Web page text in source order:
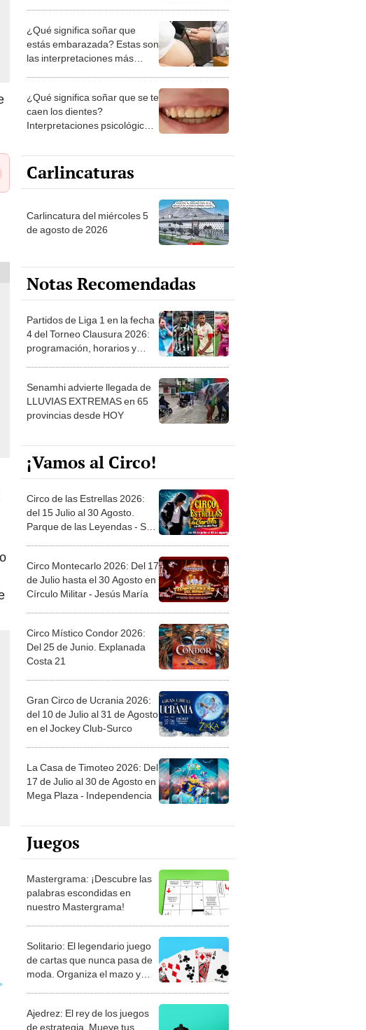
¿Qué significa soñar que
estás embarazada? Estas son
las interpretaciones más
comunes
¿Qué significa soñar que se te
caen los dientes?
Interpretaciones psicológicas
y posibles explicaciones
Carlincaturas
de agosto de 2026
Notas Recomendadas
Partidos de Liga 1 en la fecha
4 del Torneo Clausura 2026:
programación, horarios y
dónde ver
Senamhi advierte llegada de
LLUVIAS EXTREMAS en 65
provincias desde HOY
¡Vamos al Circo!
Circo de las Estrellas 2026:
del 15 Julio al 30 Agosto.
Parque de las Leyendas - San
Miguel
Circo Montecarlo 2026: Del 17
de Julio hasta el 30 Agosto en
Círculo Militar - Jesús María
Circo Místico Condor 2026:
Del 25 de Junio. Explanada
Costa 21
Gran Circo de Ucrania 2026:
del 10 de Julio al 31 de Agosto
en el Jockey Club-Surco
La Casa de Timoteo 2026: Del
17 de Julio al 30 de Agosto en
Mega Plaza - Independencia
Juegos
Mastergrama: ¡Descubre las
palabras escondidas en
nuestro Mastergrama!
Solitario: El legendario juego
de cartas que nunca pasa de
moda. Organiza el mazo y
demuestra tu habilidad.
Ajedrez: El rey de los juegos
de estrategia. Mueve tus
piezas, anticipa al rival y